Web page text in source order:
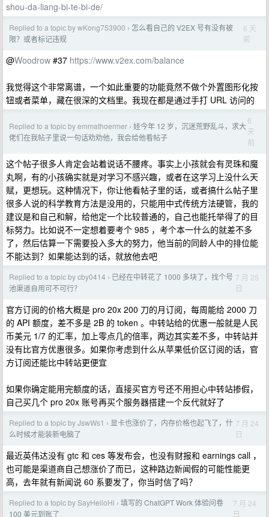
shou-da-liang-bi-te-bi-de/
Replied to a topic by wKong753900 › 怎么看自己的 V2EX 号有没有被
限？或者标记违规
6 天
前
@Woodrow #37 https://www.v2ex.com/balance
我觉得这个非常离谱，一个如此重要的功能竟然不做个外置图形化按
钮或者菜单，藏在很深的文档里。我现在都是通过手打 URL 访问的
Replied to a topic by emmathoermer › 娃今年 12 岁，沉迷荒野乱斗，求大
佬们在我帖子里说一句话劝劝他，我会给他看帖子
6
天
前
这个帖子很多人肯定会站着说话不腰疼。事实上小孩就会有灵珠和魔
丸啊，有的小孩确实就是对学习不感兴趣，或者在这学习上没什么天
赋，更想玩。这种情况下，你让他看帖子里的话，或者搞什么帖子里
很多人说的科学教育方法是没用的，只能用中式传统方法硬管，我的
建议是和自己和解，给他定一个比较普通的，自己也能托举得了的目
标努力。比如说不一定想着要考个 985 ，考个本一什么的就差不多
了，然后估算一下需要投入多大的努力，他当前的同龄人中的排位能
不能达到？如果能达到的话，就放他去吧
Replied to a topic by cby0414 › 已经在中转花了 1000 多块了，找个号
池渠道自用可不可行？
7 月 25
日
官方订阅的价格大概是 pro 20x 200 刀的月订阅，每周能给 2000 刀
的 API 额度，差不多是 2B 的 token 。中转站给的优惠一般就是人民
币美元 1/7 的汇率，加上零点几的倍率，两边其实差不多，中转站并
没有比官方优惠很多。如果你考虑到什么从苹果低价区订阅的话，官
方订阅还能比中转站更便宜
如果你确定能用完额度的话，直接买官方号还不用担心中转站掺假，
自己买几个 pro 20x 账号再买个服务器搭建一个反代就好了
Replied to a topic by JswWs1 › 显卡也涨价了，内存价格也起飞了，什
么时候才能装新电脑了
7 月 24
日
最近英伟达没有 gtc 和 ces 等发布会，也没有财报和 earnings call ，
也可能是渠道商自己想涨价了而已，这种路边新闻假的可能性能更
高，去年就有新闻说 60 系要发了，你当时信了吗？
Replied to a topic by SayHelloHi › 填写的 ChatGPT Work 体验问卷
100 美元到账了
7 月 24
日